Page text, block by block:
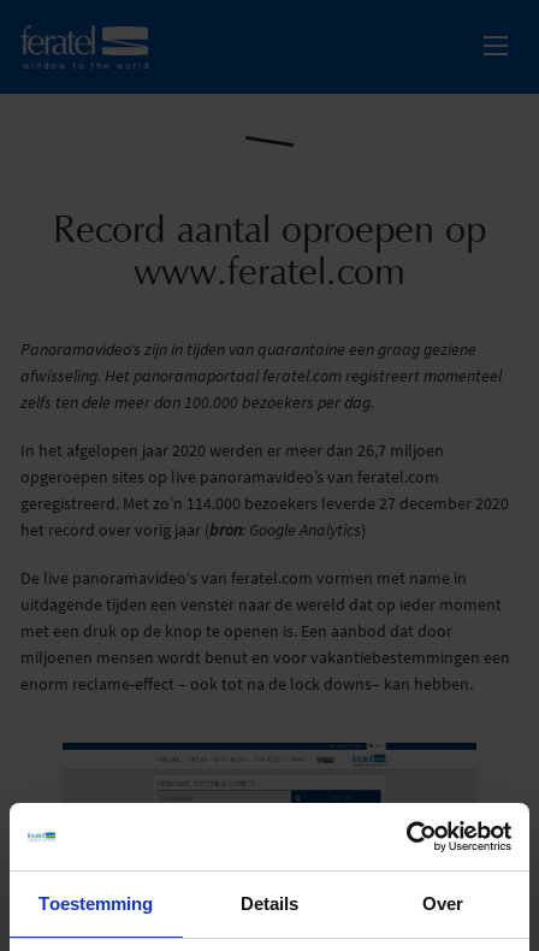
Toestemming Details Over
Record aantal oproepen op
www.feratel.com
Panoramavideo‘s zijn in tijden van quarantaine een graag geziene
afwisseling. Het panoramaportaal feratel.com registreert momenteel
zelfs ten dele meer dan 100.000 bezoekers per dag.
In het afgelopen jaar 2020 werden er meer dan 26,7 miljoen
opgeroepen sites op live panoramavideo’s van feratel.com
geregistreerd. Met zo’n 114.000 bezoekers leverde 27 december 2020
het record over vorig jaar (bron: Google Analytics)
De live panoramavideo‘s van feratel.com vormen met name in
uitdagende tijden een venster naar de wereld dat op ieder moment
met een druk op de knop te openen is. Een aanbod dat door
miljoenen mensen wordt benut en voor vakantiebestemmingen een
enorm reclame-effect – ook tot na de lock downs– kan hebben.